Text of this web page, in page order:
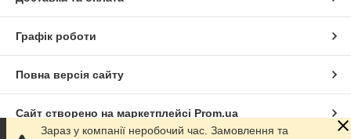
Графік роботи
Повна версія сайту
Сайт створено на маркетплейсі Prom.ua
Зараз у компанії неробочий час. Замовлення та